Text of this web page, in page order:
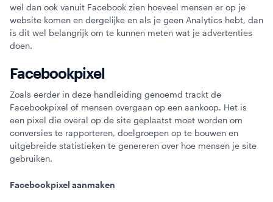
wel dan ook vanuit Facebook zien hoeveel mensen er op je
website komen en dergelijke en als je geen Analytics hebt, dan
is dit wel belangrijk om te kunnen meten wat je advertenties
doen.
Facebookpixel
Zoals eerder in deze handleiding genoemd trackt de
Facebookpixel of mensen overgaan op een aankoop. Het is
een pixel die overal op de site geplaatst moet worden om
conversies te rapporteren, doelgroepen op te bouwen en
uitgebreide statistieken te genereren over hoe mensen je site
gebruiken.
Facebookpixel aanmaken